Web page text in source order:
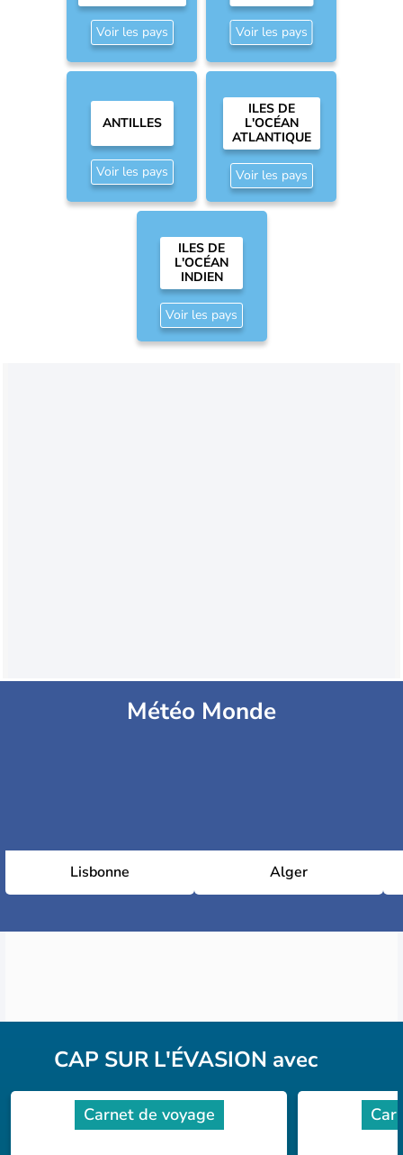
Voir les pays Voir les pays
ANTILLES
Voir les pays
ILES DE
L'OCÉAN
ATLANTIQUE
Voir les pays
ILES DE
L'OCÉAN
INDIEN
Voir les pays
Météo Monde
Lisbonne Alger
CAP SUR L'ÉVASION avec
Carnet de voyage